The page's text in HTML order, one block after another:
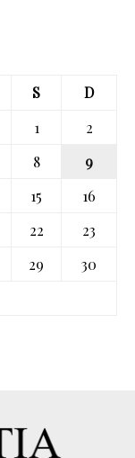
S
D
1
2
8
9
15
16
22
23
29
30